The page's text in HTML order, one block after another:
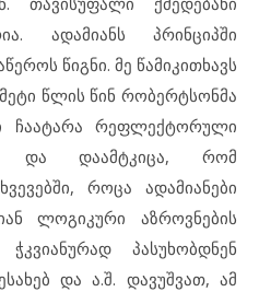
ადამიანს პრინციპში
წიგნი. მე წამიკითხავს
წლის წინ რობერტსონმა
ჩაატარა რეფლექტორული
და დაამტკიცა, რომ
როცა ადამიანები
ლოგიკური აზროვნების
პასუხობდნენ
და ა.შ. დავუშვათ, ამ